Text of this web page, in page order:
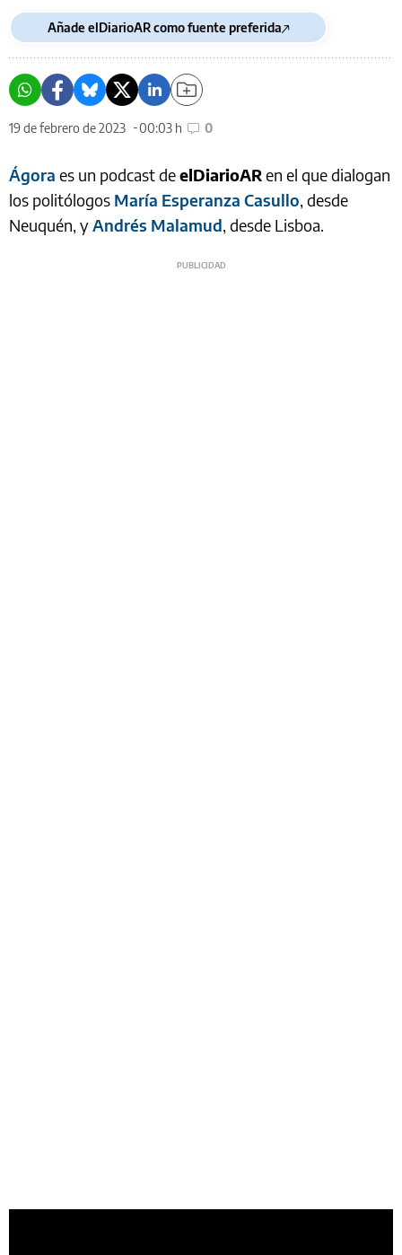
Añade elDiarioAR como fuente preferida
19 de febrero de 2023 00:03 h 0
Ágora es un podcast deelDiarioARen el que dialogan
los politólogos María Esperanza Casullo, desde
Neuquén, yAndrés Malamud, desde Lisboa.